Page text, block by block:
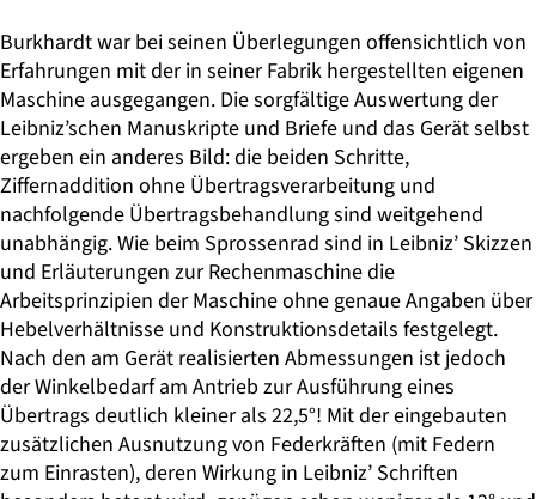
Burkhardt war bei seinen Überlegungen offensichtlich von
Erfahrungen mit der in seiner Fabrik hergestellten eigenen
Maschine ausgegangen. Die sorgfältige Auswertung der
Leibniz’schen Manuskripte und Briefe und das Gerät selbst
ergeben ein anderes Bild: die beiden Schritte,
Ziffernaddition ohne Übertragsverarbeitung und
nachfolgende Übertragsbe­handlung sind weitgehend
unabhängig. Wie beim Sprossenrad sind in Leibniz’ Skizzen
und Erläuterungen zur Rechenmaschine die
Arbeitsprinzipien der Maschine ohne genaue Angaben über
Hebelverhältnisse und Konstruktionsdetails festgelegt.
Nach den am Gerät realisierten Abmessungen ist jedoch
der Winkelbedarf am Antrieb zur Ausführung eines
Übertrags deutlich kleiner als 22,5°! Mit der eingebauten
zusätzlichen Ausnutzung von Federkräften (mit Federn
zum Einrasten), deren Wirkung in Leibniz’ Schriften